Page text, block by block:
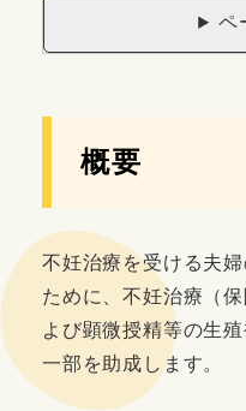
ペ
概要
不妊治療を受ける夫
ために、不妊治療（
よび顕微授精等の生
一部を助成します。